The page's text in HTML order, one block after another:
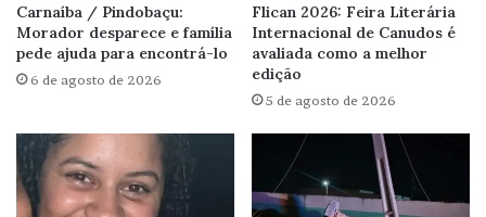
Carnaíba / Pindobaçu:
Morador desparece e família
pede ajuda para encontrá-lo
6 de agosto de 2026
Flican 2026: Feira Literária
Internacional de Canudos é
avaliada como a melhor
edição
5 de agosto de 2026